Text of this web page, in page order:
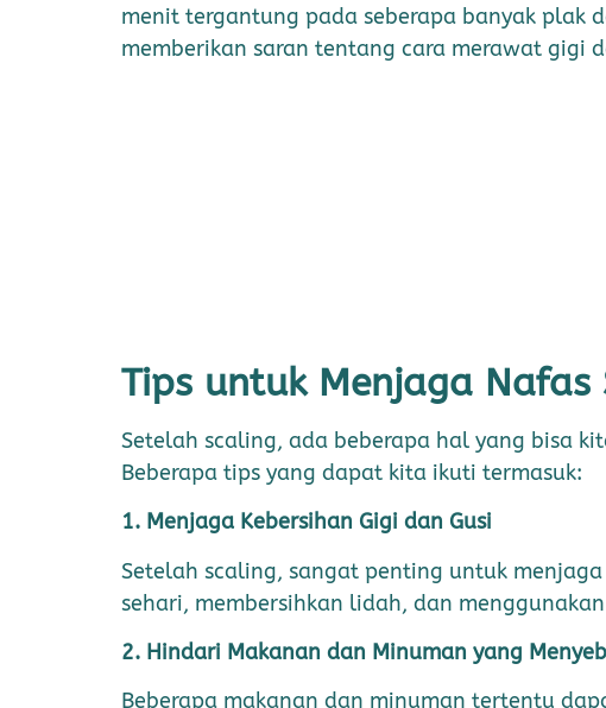
menit tergantung pada seberapa banyak plak
memberikan saran tentang cara merawat gigi
Tips untuk Menjaga
Setelah scaling, ada beberapa hal yang bisa
Beberapa tips yang dapat kita ikuti termasuk:
1. Menjaga Kebersihan Gigi dan Gusi
Setelah scaling, sangat penting untuk
sehari, membersihkan lidah, dan
2. Hindari Makanan dan Minuman yang
Beberapa makanan dan minuman tertentu